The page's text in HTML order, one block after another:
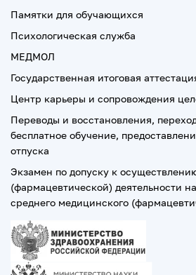
Памятки для обучающихся
Психологическая служба
МЕДМОЛ
Государственная итоговая
Центр карьеры и сопровождения
Переводы и восстановления,
бесплатное обучение,
отпуска
Экзамен по допуску к
(фармацевтической) деятельности
среднего медицинского